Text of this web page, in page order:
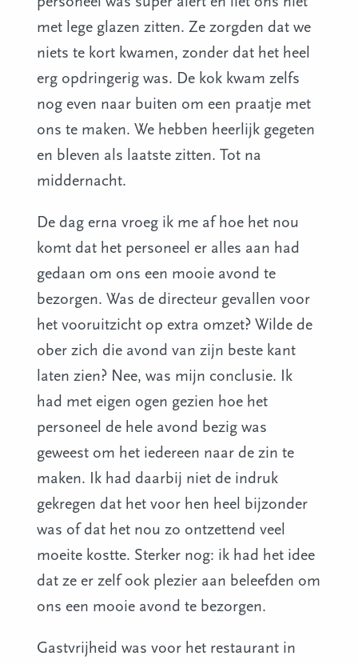
met lege glazen zitten. Ze zorgden dat we
niets te kort kwamen, zonder dat het heel
erg opdringerig was. De kok kwam zelfs
nog even naar buiten om een praatje met
ons te maken. We hebben heerlijk gegeten
en bleven als laatste zitten. Tot na
middernacht.
De dag erna vroeg ik me af hoe het nou
komt dat het personeel er alles aan had
gedaan om ons een mooie avond te
bezorgen. Was de directeur gevallen voor
het vooruitzicht op extra omzet? Wilde de
ober zich die avond van zijn beste kant
laten zien? Nee, was mijn conclusie. Ik
had met eigen ogen gezien hoe het
personeel de hele avond bezig was
geweest om het iedereen naar de zin te
maken. Ik had daarbij niet de indruk
gekregen dat het voor hen heel bijzonder
was of dat het nou zo ontzettend veel
moeite kostte. Sterker nog: ik had het idee
dat ze er zelf ook plezier aan beleefden om
ons een mooie avond te bezorgen.
Gastvrijheid was voor het restaurant in